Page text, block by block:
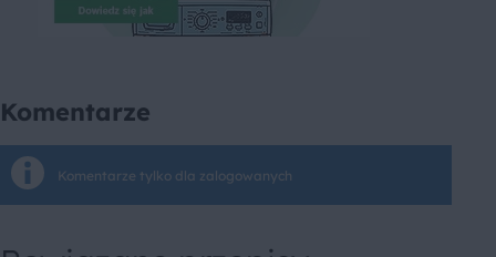
Komentarze
Komentarze tylko dla zalogowanych